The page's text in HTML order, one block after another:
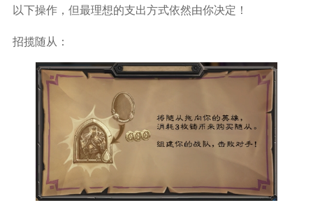
以下操作，但最理想的支出方式依然由你决定！
招揽随从：